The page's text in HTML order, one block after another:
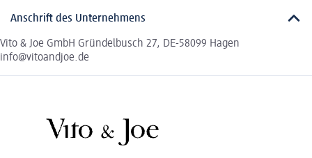
Anschrift des Unternehmens
Vito & Joe GmbH Gründelbusch 27, DE-58099 Hagen
info@vitoandjoe.de